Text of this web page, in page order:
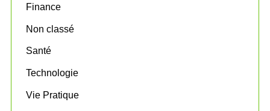
:Finance
Non classé
Santé
Technologie
Vie Pratique